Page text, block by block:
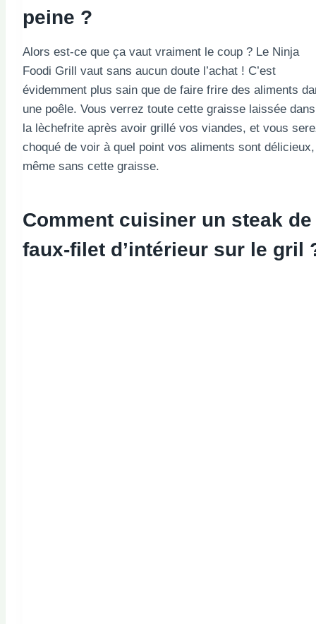
peine ?
Alors est-ce que ça vaut vraiment le coup ? Le Ninja
Foodi Grill vaut sans aucun doute l’achat ! C’est
évidemment plus sain que de faire frire des aliments
une poêle. Vous verrez toute cette graisse laissée dans
la lèchefrite après avoir grillé vos viandes, et vous
choqué de voir à quel point vos aliments sont délicieux,
même sans cette graisse.
Comment cuisiner un steak de
faux-filet d’intérieur sur le gril